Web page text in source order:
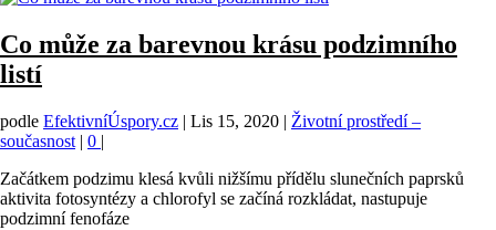
Co může za barevnou krásu podzimního
listí
podle EfektivníÚspory.cz | Lis 15, 2020 | Životní prostředí –
současnost | 0 |
Začátkem podzimu klesá kvůli nižšímu přídělu slunečních paprsků
aktivita fotosyntézy a chlorofyl se začíná rozkládat, nastupuje
podzimní fenofáze